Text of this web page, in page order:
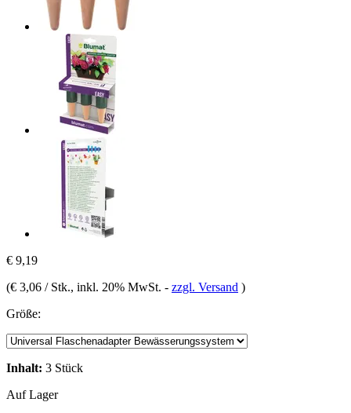
€ 9,19
(€ 3,06 / Stk., inkl. 20% MwSt. - zzgl. Versand )
Größe:
Inhalt: 3 Stück
Auf Lager